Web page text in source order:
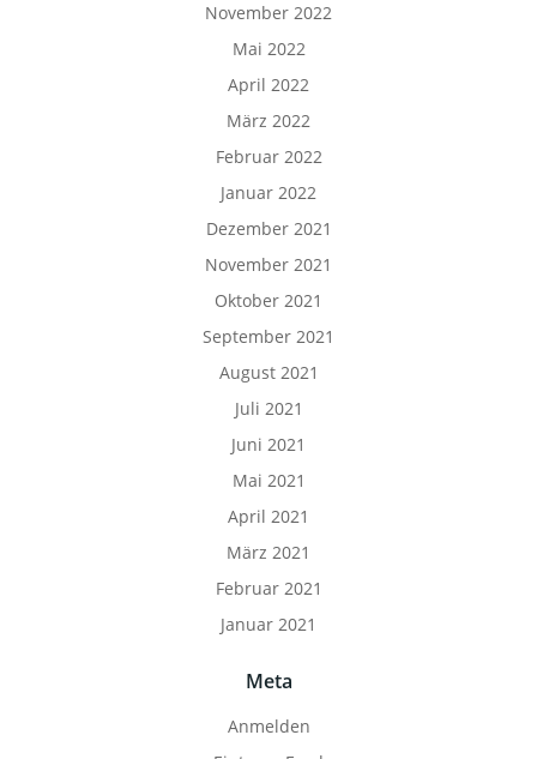
November 2022
Mai 2022
April 2022
März 2022
Februar 2022
Januar 2022
Dezember 2021
November 2021
Oktober 2021
September 2021
August 2021
Juli 2021
Juni 2021
Mai 2021
April 2021
März 2021
Februar 2021
Januar 2021
Meta
Anmelden